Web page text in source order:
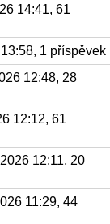
14:41, 61
1 příspěvek
12:48, 28
12:12, 61
12:11, 20
11:29, 44